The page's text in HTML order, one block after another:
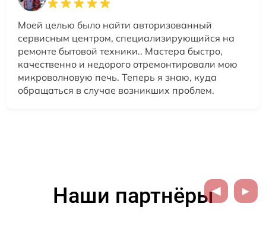
Моей целью было найти авторизованный
сервисным центром, специализирующийся на
ремонте бытовой техники.. Мастера быстро,
качественно и недорого отремонтировали мою
микроволновую печь. Теперь я знаю, куда
обращаться в случае возникших проблем.
Наши партнёры